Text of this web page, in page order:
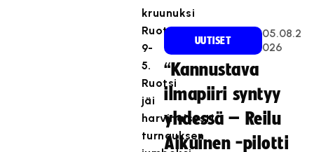
kruunuksi
Ruotsi
9-
5.
Ruotsi
jäi
harvinaisesti
turnauksen
UUTISET
05.08.2
026
“Kannustava
ilmapiiri syntyy
yhdessä – Reilu
Aikuinen -pilotti